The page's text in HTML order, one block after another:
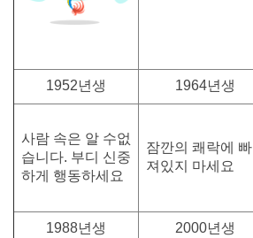
1952년생 1964년생
사람 속은 알 수없
습니다. 부디 신중
하게 행동하세요
잠깐의 쾌락에 빠
져있지 마세요
1988년생 2000년생